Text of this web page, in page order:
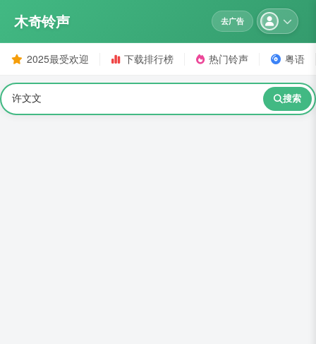
木奇铃声 去广告
2025最受欢迎 下载排行榜 热门铃声 粤语
搜索